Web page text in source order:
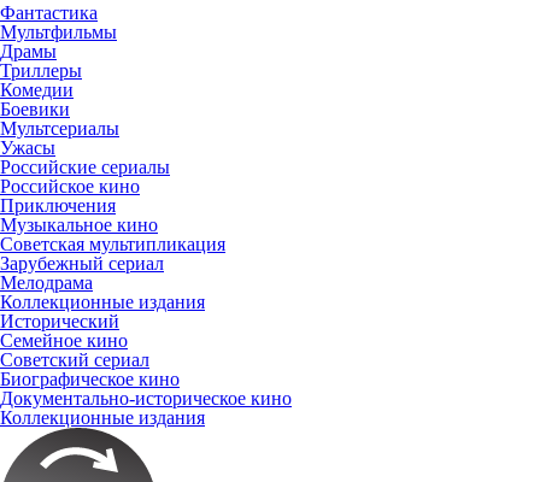
Фантастика
Мультфильмы
Драмы
Триллеры
Комедии
Боевики
Мультсериалы
Ужасы
Российские сериалы
Российское кино
Приключения
Музыкальное кино
Советская мультипликация
Зарубежный сериал
Мелодрама
Коллекционные издания
Исторический
Семейное кино
Советский сериал
Биографическое кино
Документально-историческое кино
Коллекционные издания